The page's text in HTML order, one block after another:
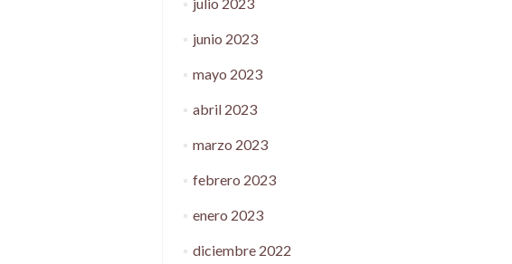
junio 2023
mayo 2023
abril 2023
marzo 2023
febrero 2023
enero 2023
diciembre 2022